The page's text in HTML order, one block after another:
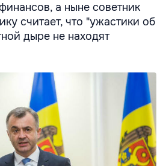
а ныне советник
считает, что "ужастики об
дыре не находят